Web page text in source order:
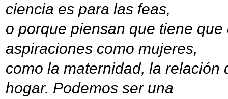
ciencia es para las feas,
o porque piensan que tiene
aspiraciones como mujeres,
como la maternidad, la relación
hogar. Podemos ser una